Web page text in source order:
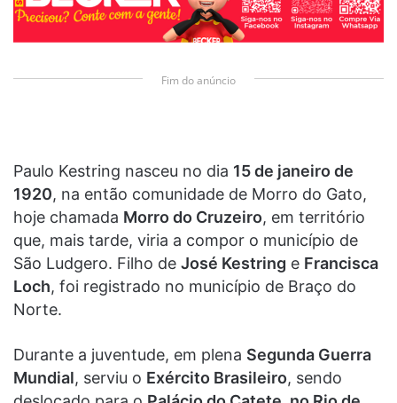
Fim do anúncio
Paulo Kestring nasceu no dia 15 de janeiro de
1920, na então comunidade de Morro do Gato,
hoje chamada Morro do Cruzeiro, em território
que, mais tarde, viria a compor o município de
São Ludgero. Filho de José Kestring e Francisca
Loch, foi registrado no município de Braço do
Norte.
Durante a juventude, em plena Segunda Guerra
Mundial, serviu o Exército Brasileiro, sendo